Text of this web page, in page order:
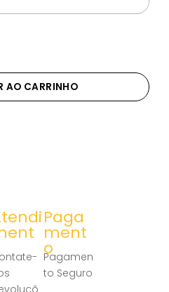
AO CARRINHO
Paga
ment
o
Pagamen
to Seguro